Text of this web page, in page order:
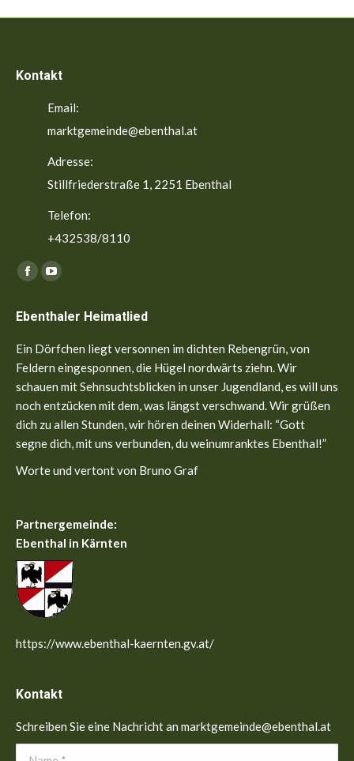
Kontakt
Email:
marktgemeinde@ebenthal.at
Adresse:
Stillfriederstraße 1, 2251 Ebenthal
Telefon:
+432538/8110
Finden Sie uns auf:
Facebook
opens
in
new
window
YouTube
opens
in
new
window
Ebenthaler Heimatlied
Ein Dörfchen liegt versonnen im dichten Rebengrün, von
Feldern eingesponnen, die Hügel nordwärts ziehn. Wir
schauen mit Sehnsuchtsblicken in unser Jugendland, es will uns
noch entzücken mit dem, was längst verschwand. Wir grüßen
dich zu allen Stunden, wir hören deinen Widerhall: “Gott
segne dich, mit uns verbunden, du weinumranktes Ebenthal!”
Worte und vertont von Bruno Graf
Partnergemeinde:
Ebenthal in Kärnten
https://www.ebenthal-kaernten.gv.at/
Kontakt
Schreiben Sie eine Nachricht an marktgemeinde@ebenthal.at
Name *